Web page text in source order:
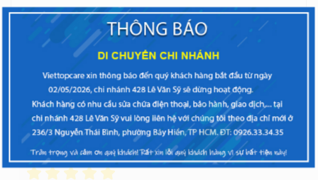
67 85 0
Tuấn
Đánh giá :